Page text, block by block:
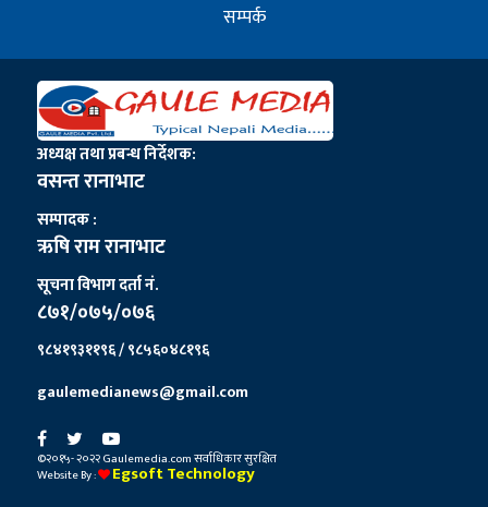
सम्पर्क
अध्यक्ष तथा प्रबन्ध निर्देशक:
वसन्त रानाभाट
सम्पादक :
ऋषि राम रानाभाट
सूचना विभाग दर्ता नं.
८७१/०७५/०७६
९८४१९३११९६ / ९८५६०४८१९६
gaulemedianews@gmail.com
©२०१५- २०२२ Gaulemedia.com सर्वाधिकार सुरक्षित
Website By :
Egsoft Technology